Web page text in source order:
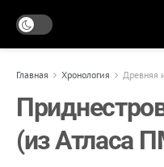
Главная Хронология Древняя
(из Атласа